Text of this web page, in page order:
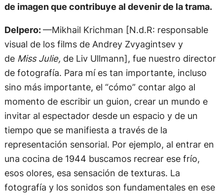
de imagen que contribuye al devenir de la trama.
Delpero:—Mikhail Krichman [N.d.R: responsable
visual de los films de Andrey Zvyagintsev y
de Miss Julie, de Liv Ullmann], fue nuestro director
de fotografía. Para mí es tan importante, incluso
sino más importante, el “cómo” contar algo al
momento de escribir un guion, crear un mundo e
invitar al espectador desde un espacio y de un
tiempo que se manifiesta a través de la
representación sensorial. Por ejemplo, al entrar en
una cocina de 1944 buscamos recrear ese frío,
esos olores, esa sensación de texturas. La
fotografía y los sonidos son fundamentales en ese